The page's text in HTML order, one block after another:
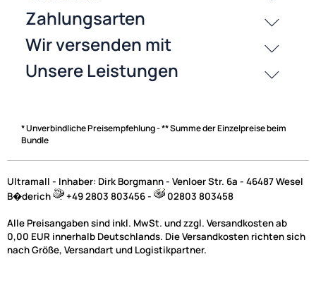
Zahlungsarten
* Unverbindliche Preisempfehlung - ** Summe der Einzelpreise beim
Bundle
Ultramall - Inhaber: Dirk Borgmann - Venloer Str. 6a - 46487 Wesel
B�derich
+49 2803 803456 - 02803 803458
Alle Preisangaben sind inkl. MwSt. und zzgl. Versandkosten ab
0,00 EUR innerhalb Deutschlands. Die Versandkosten richten sich
nach Größe, Versandart und Logistikpartner.